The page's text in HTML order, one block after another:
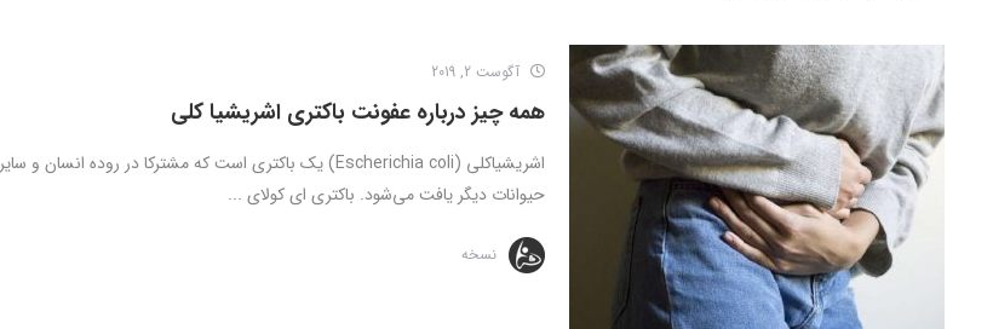
آگوست 2, 2019
همه چیز درباره عفونت باکتری اشریشیا کلی
اشریشیاکلی (Escherichia coli) یک باکتری است که مشترکا در روده انسان و سایر
حیوانات دیگر یافت می‌شود. باکتری ای کولای ...
نسخه